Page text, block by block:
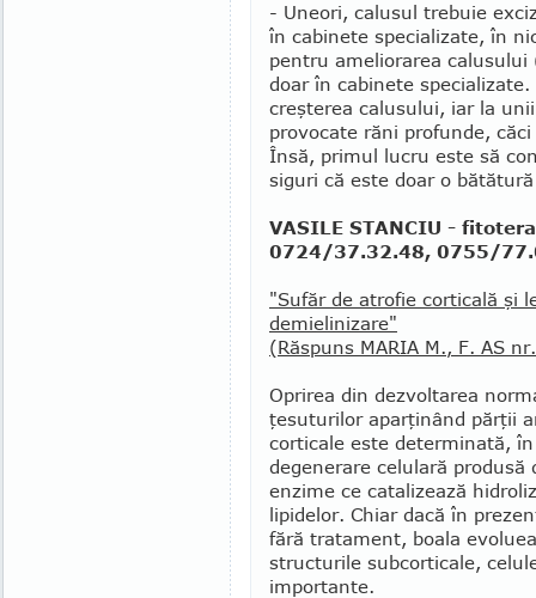
- Uneori, calusul trebuie
în cabinete specializate, în
pentru amelio­rarea
doar în cabinete
creşterea calusului, iar la
provocate răni profunde,
Însă, primul lucru este să
siguri că este doar o
VASILE STANCIU -
0724/37.32.48, 0755/
"Sufăr de atrofie corticală şi
demielinizare"
(Răspuns MARIA M., F. AS
Oprirea din dezvoltarea
ţesuturilor apar­­ţinând părţii
corticale este deter­mi­nată,
degenerare celulară pro­du­să
enzime ce catalizează
lipidelor. Chiar dacă în
fără tratament, boala
structurile subcortica­le,
importante.